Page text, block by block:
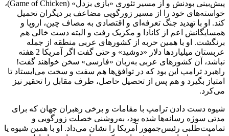
پیش‌بینی بودنش و از مسیر تئوری «بازی بزدل»‌ (Game of Chicken)،
خواسته‌های خود را از مسیر زورگویی مضاعف بر دیگران تحمیل
کند. او با تهدید جنگ تعرفه‌ای و اقتصادی به مصاف چین، اروپا و
همسایگانش اعم از کانادا و مکزیک رفت و البته دست خالی هم
برنگشت. او با همین حربه از کشورهای عربی منطقه از جمله
عربستان میلیاردها دلار «دوشید» و حتی گفت اگر آمریکا 2 هفته
نباشد، آن کشورهای عربی به‌زبان «فارسی» سخن خواهند گفت!
راهبرد ترامپ این بود که در توافق‌ها هم سفت و سخت می‌ایستاد تا
امتیاز بگیرد و هم پس از تحصیل حاصل، طرف مقابل را تحقیر نیز
می‌کرد.
شیوه دست دادن ترامپ با مقامات و برخی رهبران جهان که برای
مدتی سوژه رسانه‌ها شده بود، به‌روشنی خصلت زورگویی و
تمامیت‌طلبی رئیس‌جمهور آمریکا را نشان می‌داد. او با همین شیوه یا